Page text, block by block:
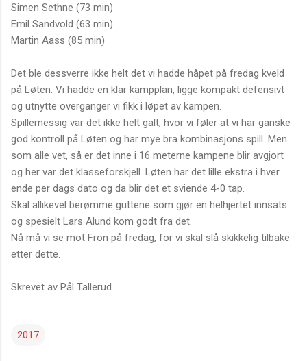
Simen Sethne (73 min)
Emil Sandvold (63 min)
Martin Aass (85 min)
Det ble dessverre ikke helt det vi hadde håpet på fredag kveld
på Løten. Vi hadde en klar kampplan, ligge kompakt defensivt
og utnytte overganger vi fikk i løpet av kampen.
Spillemessig var det ikke helt galt, hvor vi føler at vi har ganske
god kontroll på Løten og har mye bra kombinasjons spill. Men
som alle vet, så er det inne i 16 meterne kampene blir avgjort
og her var det klasseforskjell. Løten har det lille ekstra i hver
ende per dags dato og da blir det et sviende 4-0 tap.
Skal allikevel berømme guttene som gjør en helhjertet innsats
og spesielt Lars Alund kom godt fra det.
Nå må vi se mot Fron på fredag, for vi skal slå skikkelig tilbake
etter dette.
Skrevet av Pål Tallerud
2017